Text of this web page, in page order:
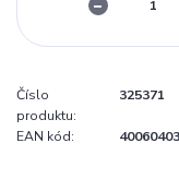
Číslo
produktu:
325371
EAN kód: